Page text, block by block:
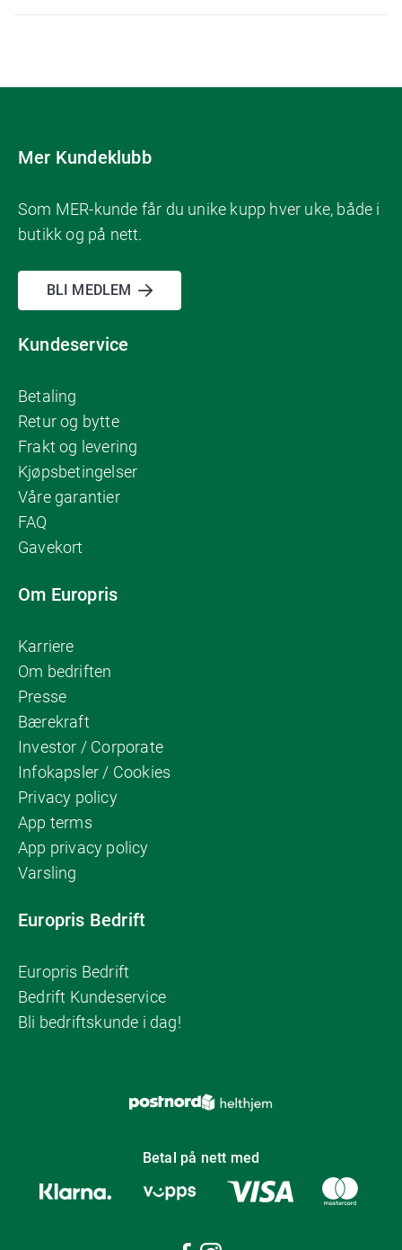
Mer Kundeklubb
Som MER-kunde får du unike kupp hver uke, både i
butikk og på nett.
BLI MEDLEM
Kundeservice
Betaling
Retur og bytte
Frakt og levering
Kjøpsbetingelser
Våre garantier
FAQ
Gavekort
Om Europris
Karriere
Om bedriften
Presse
Bærekraft
Investor / Corporate
Infokapsler / Cookies
Privacy policy
App terms
App privacy policy
Varsling
Europris Bedrift
Europris Bedrift
Bedrift Kundeservice
Bli bedriftskunde i dag!
Betal på nett med